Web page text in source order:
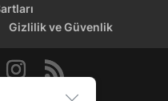
Gizlilik ve Güvenlik
© 2026